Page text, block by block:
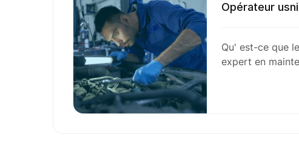
Opérateur
Qu' est-ce que
expert en